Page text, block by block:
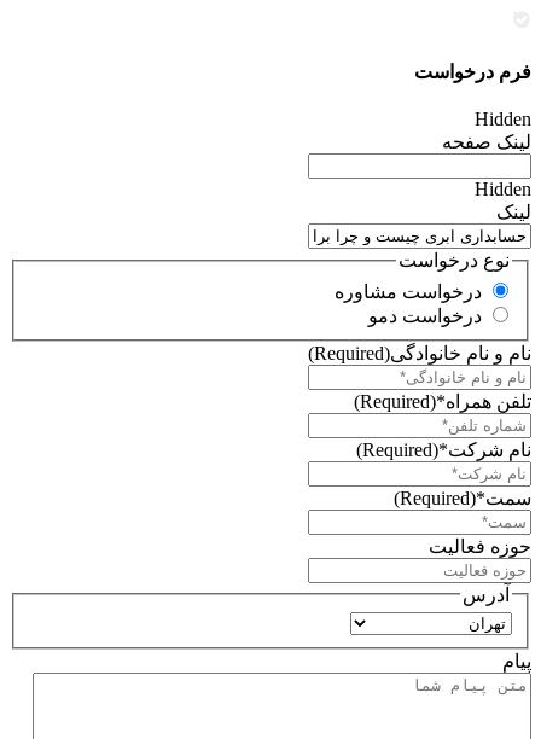
فرم درخواست
Hidden
لینک صفحه
Hidden
لینک
نوع درخواست
درخواست مشاوره
درخواست دمو
نام و نام خانوادگی(Required)
تلفن همراه*(Required)
نام شرکت*(Required)
سمت*(Required)
حوزه فعالیت
آدرس
استان
پیام